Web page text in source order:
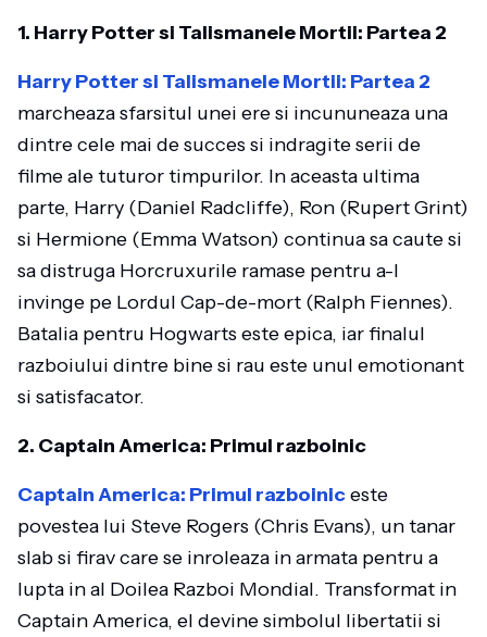
1. Harry Potter si Talismanele Mortii: Partea 2
Harry Potter si Talismanele Mortii: Partea 2
marcheaza sfarsitul unei ere si incununeaza una
dintre cele mai de succes si indragite serii de
filme ale tuturor timpurilor. In aceasta ultima
parte, Harry (Daniel Radcliffe), Ron (Rupert Grint)
si Hermione (Emma Watson) continua sa caute si
sa distruga Horcruxurile ramase pentru a-l
invinge pe Lordul Cap-de-mort (Ralph Fiennes).
Batalia pentru Hogwarts este epica, iar finalul
razboiului dintre bine si rau este unul emotionant
si satisfacator.
2. Captain America: Primul razboinic
Captain America: Primul razboiniceste
povestea lui Steve Rogers (Chris Evans), un tanar
slab si firav care se inroleaza in armata pentru a
lupta in al Doilea Razboi Mondial. Transformat in
Captain America, el devine simbolul libertatii si